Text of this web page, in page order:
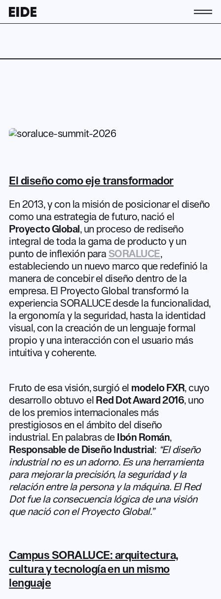
Actualidad
EU
EN
El diseño como eje transformador
En 2013, y con la misión de posicionar el diseño
como una estrategia de futuro, nació el
Proyecto Global , un proceso de rediseño
integral de toda la gama de producto y un
punto de inflexión para SORALUCE,
estableciendo un nuevo marco que redefinió la
manera de concebir el diseño dentro de la
empresa. El Proyecto Global transformó la
experiencia SORALUCE desde la funcionalidad,
la ergonomía y la seguridad, hasta la identidad
visual, con la creación de un lenguaje formal
propio y una interacción con el usuario más
intuitiva y coherente.
Fruto de esa visión, surgió el modelo FXR, cuyo
desarrollo obtuvo el Red Dot Award 2016, uno
de los premios internacionales más
prestigiosos en el ámbito del diseño
industrial. En palabras de
Ibón Román,
Responsable de Diseño Industrial : “El diseño
industrial no es un adorno. Es una herramienta
para mejorar la precisión, la seguridad y la
relación entre la persona y la máquina. El Red
Dot fue la consecuencia lógica de una visión
que nació con el Proyecto Global.”
Campus SORALUCE: arquitectura,
cultura y tecnología en un mismo
lenguaje